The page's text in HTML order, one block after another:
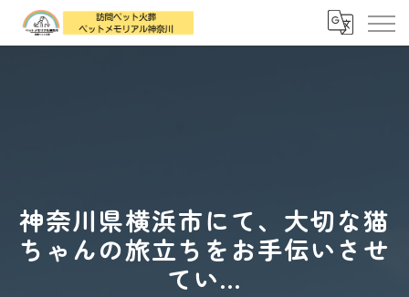
神奈川県横浜市にて、大切な猫
ちゃんの旅立ちをお手伝いさせ
てい...